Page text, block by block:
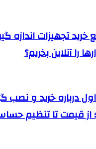
خرید تجهیزات اندازه
را آنلاین بخریم؟
درباره خرید و نصب
قیمت تا تنظیم